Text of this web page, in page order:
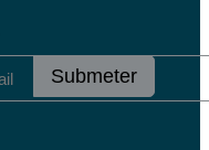
Submeter